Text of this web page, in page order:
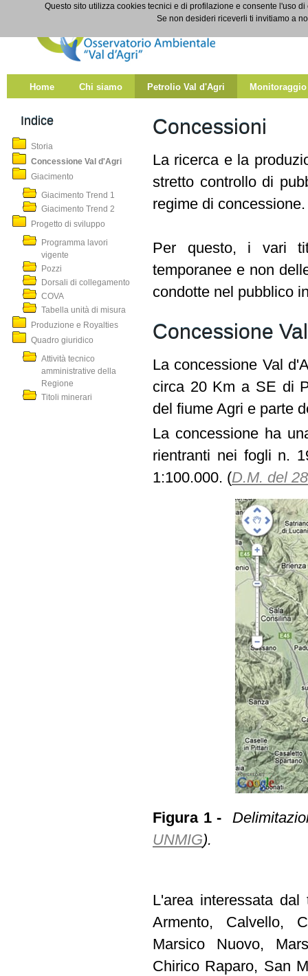
Salta al contenuto
Concessione Val d'Agri
Home Chi siamo Petrolio Val d'Agri Monitoraggio
Indice
Storia
Concessione Val d'Agri
Giacimento
Giacimento Trend 1
Giacimento Trend 2
Progetto di sviluppo
Programma lavori
vigente
Pozzi
Dorsali di collegamento
COVA
Tabella unità di misura
Produzione e Royalties
Quadro giuridico
Attività tecnico
amministrative della
Regione
Titoli minerari
Concessioni
La ricerca e la
stretto controllo di
regime di concessione.
Per questo, i vari
temporanee e non
condotte nel pubblico
Concessione
La concessione Val
circa 20 Km a SE di
del fiume Agri e parte
La concessione ha
rientranti nei fogli n.
1:100.000. (D.M. del
Figura 1 -
UNMIG).
L'area interessata
Armento, Calvello,
Marsico Nuovo,
Chirico Raparo, San
Questo sito utilizza cookies tecnici e di profilazione e consente l'uso
Se non desideri riceverli ti invitiamo a